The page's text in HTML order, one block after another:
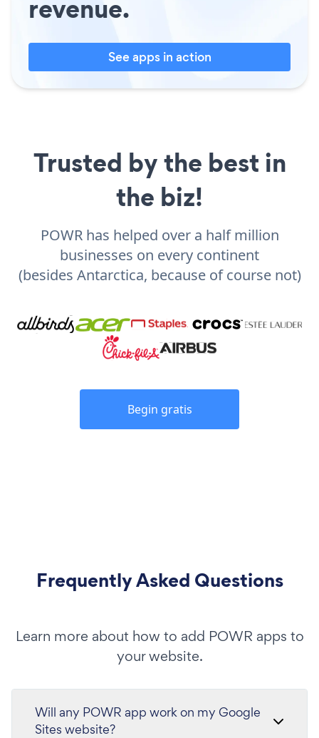
revenue.
See apps in action
Trusted by the best in
the biz!
POWR has helped over a half million
businesses on every continent
(besides Antarctica, because of course not)
Begin gratis
Frequently Asked Questions
Learn more about how to add POWR apps to
your website.
Will any POWR app work on my Google
Sites website?